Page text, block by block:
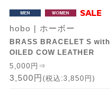
hobo | ホーボー
BRASS BRACELET S with
OILED COW LEATHER
5,000円⇒
3,500円 (税込:3,850円)